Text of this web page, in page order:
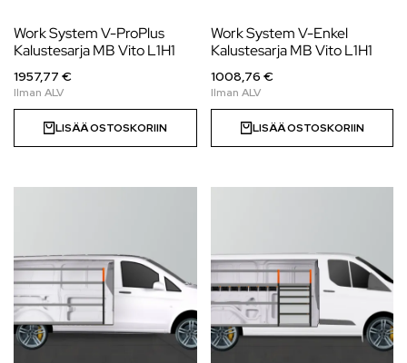
Work System V-ProPlus
Kalustesarja MB Vito L1H1
1957,77 €
LISÄÄ OSTOSKORIIN
Work System V-Enkel
Kalustesarja MB Vito L1H1
1008,76 €
LISÄÄ OSTOSKORIIN